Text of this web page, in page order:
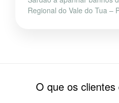
Regional do Vale do Tua –
O que os